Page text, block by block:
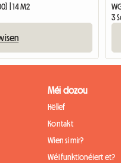
| 14 M2
3
Méi dozou
Hëllef
Kontakt
Wien si mir?
Wéi funktionéiert et?